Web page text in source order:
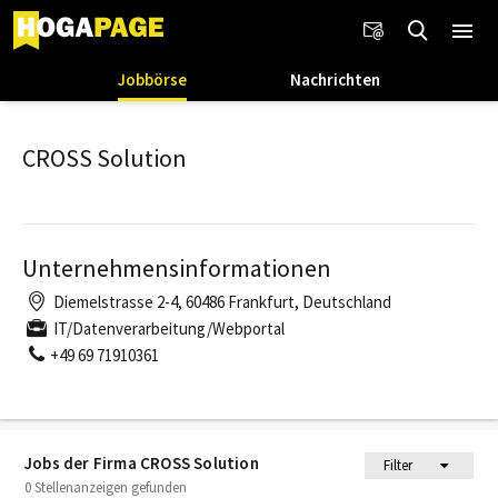
Jobbörse Nachrichten
Jobs der Firma CROSS Solution
Filter
0 Stellenanzeigen gefunden
CROSS Solution
Unternehmensinformationen
Diemelstrasse 2-4, 60486 Frankfurt, Deutschland
IT/Datenverarbeitung/Webportal
+49 69 71910361